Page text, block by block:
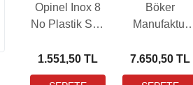
Opinel Inox 8
No Plastik Sap
(001578)
1.551,50 TL
Böker
Manufaktur
7.650,50 TL